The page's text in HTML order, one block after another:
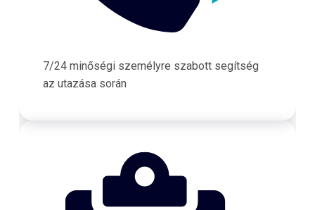
7/24 minőségi személyre szabott segítség
az utazása során